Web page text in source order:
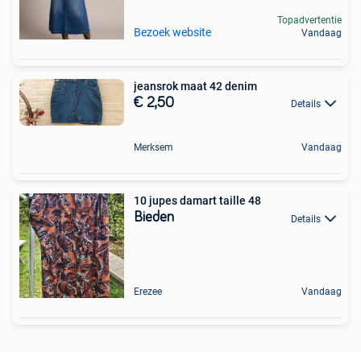
Bezoek website
Topadvertentie
Vandaag
jeansrok maat 42 denim
€ 2,50 Details
Merksem Vandaag
10 jupes damart taille 48
Bieden Details
Erezee Vandaag